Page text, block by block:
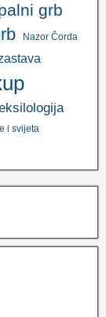
grb
Nazor Čorda
i svijeta